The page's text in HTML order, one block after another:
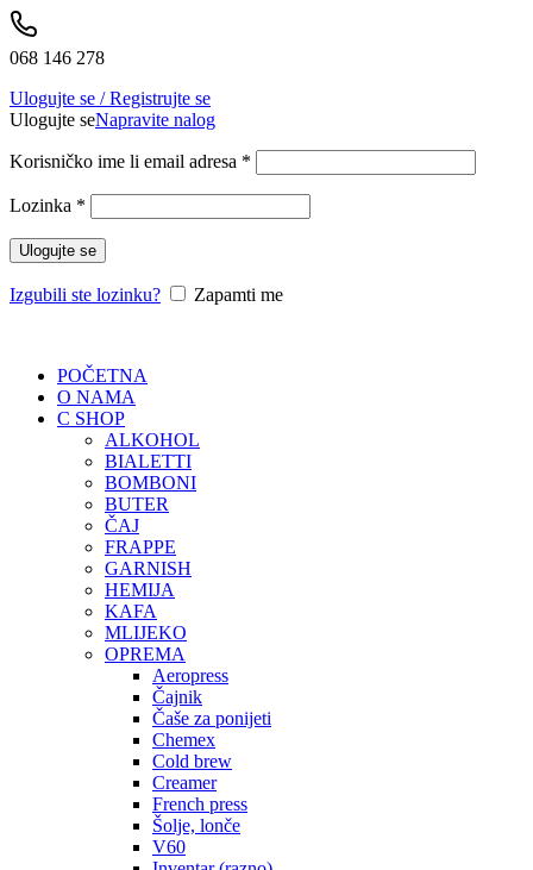
068 146 278
Ulogujte se / Registrujte se
Ulogujte seNapravite nalog
Korisničko ime li email adresa *
Lozinka *
Ulogujte se
Izgubili ste lozinku? Zapamti me
POČETNA
O NAMA
C SHOP
ALKOHOL
BIALETTI
BOMBONI
BUTER
ČAJ
FRAPPE
GARNISH
HEMIJA
KAFA
MLIJEKO
OPREMA
Aeropress
Čajnik
Čaše za ponijeti
Chemex
Cold brew
Creamer
French press
Šolje, lonče
V60